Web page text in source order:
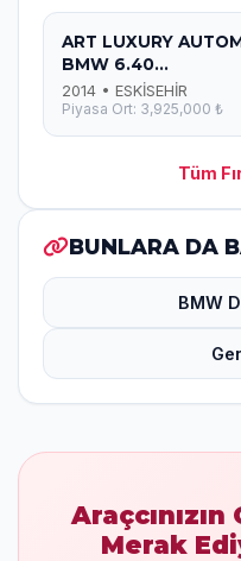
ART LUXURY
BMW 6.40...
2014 • ESKİSEHİR
Piyasa Ort: 3,925,000 ₺
Tüm
BUNLARA DA
BMW
Merak